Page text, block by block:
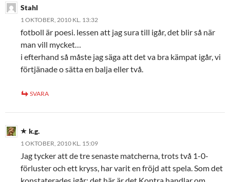
Stahl
1 OKTOBER, 2010 KL. 13:32
fotboll är poesi. lessen att jag sura till igår, det blir så när
man vill mycket…
i efterhand så måste jag säga att det va bra kämpat igår, vi
förtjänade o sätta en balja eller två.
SVARA
k.g.
1 OKTOBER, 2010 KL. 15:09
Jag tycker att de tre senaste matcherna, trots två 1-0-
förluster och ett kryss, har varit en fröjd att spela. Som det